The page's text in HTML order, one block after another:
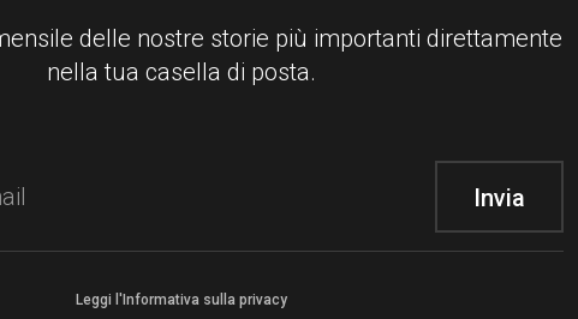
delle nostre storie più importanti direttamente
nella tua casella di posta.
Leggi l'Informativa sulla privacy